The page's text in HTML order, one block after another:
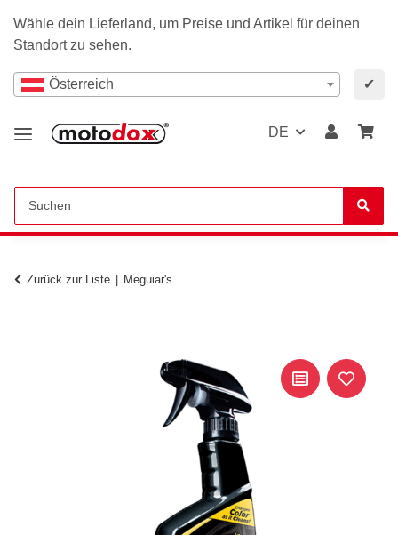
Wähle dein Lieferland, um Preise und Artikel für deinen
Standort zu sehen.
Österreich ✔
DE
Zurück zur Liste Meguiar's